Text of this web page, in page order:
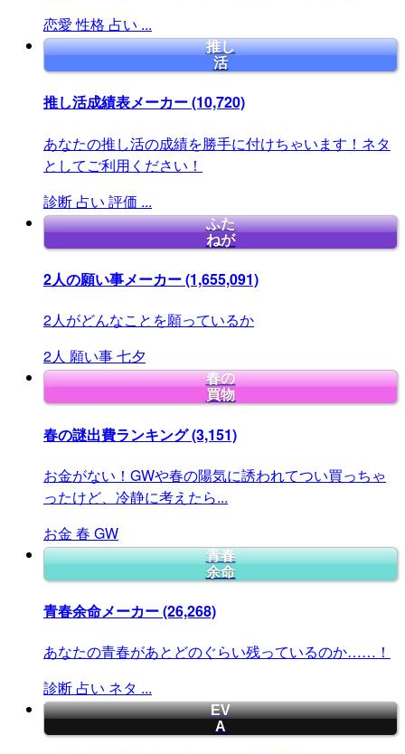
恋愛 性格 占い ...
推し
活
推し活成績表メーカー(10,720)
あなたの推し活の成績を勝手に付けちゃいます！ネタ
としてご利用ください！
診断 占い 評価 ...
ふた
ねが
2人の願い事メーカー(1,655,091)
2人がどんなことを願っているか
2人 願い事七夕
春の
買物
春の謎出費ランキング(3,151)
お金がない！GWや春の陽気に誘われてつい買っちゃ
ったけど、冷静に考えたら...
お金 春 GW
青春
余命
青春余命メーカー(26,268)
あなたの青春があとどのぐらい残っているのか……！
診断 占い ネタ ...
EV
A